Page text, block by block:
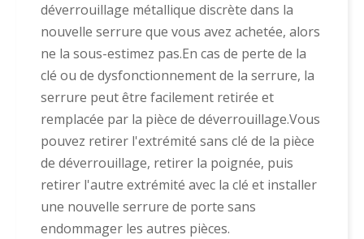
déverrouillage métallique discrète dans la
nouvelle serrure que vous avez achetée, alors
ne la sous-estimez pas.En cas de perte de la
clé ou de dysfonctionnement de la serrure, la
serrure peut être facilement retirée et
remplacée par la pièce de déverrouillage.Vous
pouvez retirer l'extrémité sans clé de la pièce
de déverrouillage, retirer la poignée, puis
retirer l'autre extrémité avec la clé et installer
une nouvelle serrure de porte sans
endommager les autres pièces.